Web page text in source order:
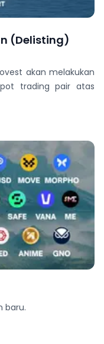
(Delisting)
akan melakukan
trading pair atas
baru.